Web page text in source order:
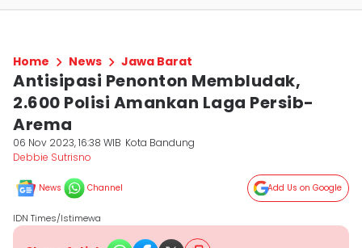
Home News Jawa Barat
Antisipasi Penonton Membludak,
2.600 Polisi Amankan Laga Persib-
Arema
06 Nov 2023, 16:38 WIB Kota Bandung
Debbie Sutrisno
News Channel Add Us on Google
IDN Times/Istimewa